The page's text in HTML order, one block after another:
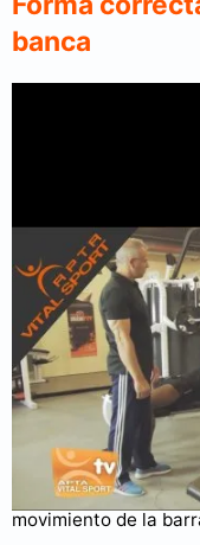
banca
Puedes consultar
Para realizar press
en cuenta una serie
cual acabamos de
movimiento de la